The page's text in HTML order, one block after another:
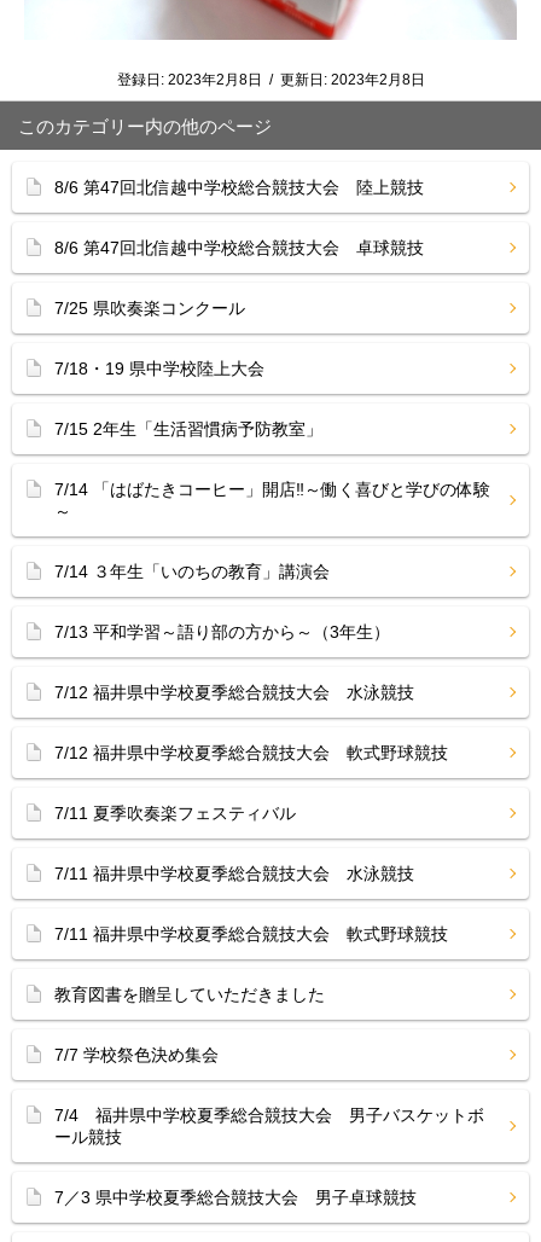
登録日: 2023年2月8日 / 更新日: 2023年2月8日
このカテゴリー内の他のページ
8/6 第47回北信越中学校総合競技大会 陸上競技
8/6 第47回北信越中学校総合競技大会 卓球競技
7/25 県吹奏楽コンクール
7/18・19 県中学校陸上大会
7/15 2年生「生活習慣病予防教室」
7/14 「はばたきコーヒー」開店‼︎～働く喜びと学びの体験
～
7/14 ３年生「いのちの教育」講演会
7/13 平和学習～語り部の方から～（3年生）
7/12 福井県中学校夏季総合競技大会 水泳競技
7/12 福井県中学校夏季総合競技大会 軟式野球競技
7/11 夏季吹奏楽フェスティバル
7/11 福井県中学校夏季総合競技大会 水泳競技
7/11 福井県中学校夏季総合競技大会 軟式野球競技
教育図書を贈呈していただきました
7/7 学校祭色決め集会
7/4 福井県中学校夏季総合競技大会 男子バスケットボ
ール競技
7／3 県中学校夏季総合競技大会 男子卓球競技